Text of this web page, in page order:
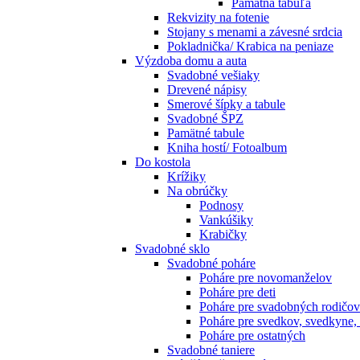
Pamätná tabuľa
Rekvizity na fotenie
Stojany s menami a závesné srdcia
Pokladnička/ Krabica na peniaze
Výzdoba domu a auta
Svadobné vešiaky
Drevené nápisy
Smerové šípky a tabule
Svadobné ŠPZ
Pamätné tabule
Kniha hostí/ Fotoalbum
Do kostola
Krížiky
Na obrúčky
Podnosy
Vankúšiky
Krabičky
Svadobné sklo
Svadobné poháre
Poháre pre novomanželov
Poháre pre deti
Poháre pre svadobných rodičov
Poháre pre svedkov,
Poháre pre ostatných
Svadobné taniere